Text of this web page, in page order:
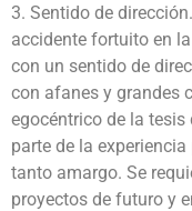
3. Sentido de
accidente fortuito en
con un sentido de
con afanes y grandes
egocéntrico de la tesis
parte de la
tanto amargo. Se
proyectos de futuro y